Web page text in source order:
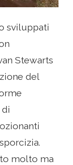
sviluppati
Stewarts
del
molto ma